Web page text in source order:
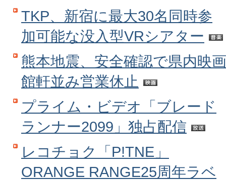
TKP、新宿に最大30名同時参
加可能な没入型VRシアター
熊本地震、安全確認で県内映画
館軒並み営業休止
プライム・ビデオ「ブレード
ランナー2099」独占配信
レコチョク「P!TNE」
ORANGE RANGE25周年ラベ